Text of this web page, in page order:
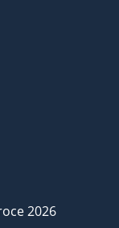
2026